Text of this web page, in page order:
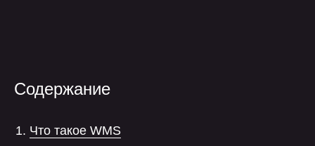
Содержание
Что такое WMS